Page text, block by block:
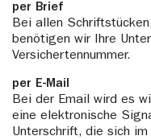
per Brief
Bei allen
benötigen wir Ihre
Versichertennummer.
per E-Mail
Bei der Email wird es
eine elektronische
Unterschrift, die sich